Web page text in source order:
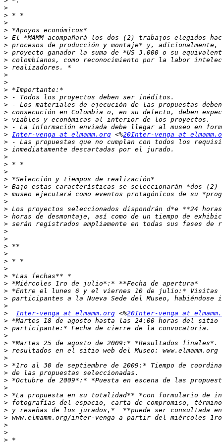
>
>
>
>
>
>
>
>
>
>
>
>
>
>
>
>
>
> Inter-venga at elmamm.org <%20Inter-venga at
>
>
>
>
>
>
>
>
>
>
>
>
>
>
>
>
>
>
>
>
>
>
>
>
Inter-venga at elmamm.org <%20Inter-venga at
>
>
>
>
>
>
>
>
>
>
>
>
>
>
>
>
>